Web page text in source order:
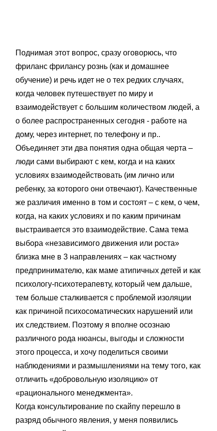
Поднимая этот вопрос, сразу оговорюсь, что
фриланс фрилансу рознь (как и домашнее
обучение) и речь идет не о тех редких случаях,
когда человек путешествует по миру и
взаимодействует с большим количеством людей, а
о более распространенных сегодня - работе на
дому, через интернет, по телефону и пр..
Объединяет эти два понятия одна общая черта –
люди сами выбирают с кем, когда и на каких
условиях взаимодействовать (им лично или
ребенку, за которого они отвечают). Качественные
же различия именно в том и состоят – с кем, о чем,
когда, на каких условиях и по каким причинам
выстраивается это взаимодействие. Сама тема
выбора «независимого движения или роста»
близка мне в 3 направлениях – как частному
предпринимателю, как маме атипичных детей и как
психологу-психотерапевту, который чем дальше,
тем больше сталкивается с проблемой изоляции
как причиной психосоматических нарушений или
их следствием. Поэтому я вполне осознаю
различного рода нюансы, выгоды и сложности
этого процесса, и хочу поделиться своими
наблюдениями и размышлениями на тему того, как
отличить «добровольную изоляцию» от
«рационального менеджмента».
Когда консультирование по скайпу перешло в
разряд обычного явления, у меня появились